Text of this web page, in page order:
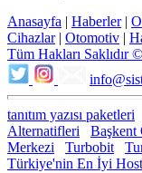
Anasayfa | Haberler|
Cihazlar| Otomotiv |
Tüm Hakları Saklıdır
tanıtım yazısı paketleri
Alternatifleri
Başkent
Merkezi
Turbobit
Türkiye'nin En İyi